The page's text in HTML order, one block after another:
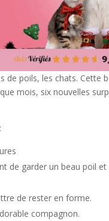
poils, les chats. Cette
mois, six nouvelles
de garder un beau poil et
de rester en forme.
compagnon.